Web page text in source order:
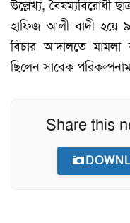
উল্লেখ্য, বৈষম্যবিরোধী
হাফিজ আলী বাদী হয়ে
বিচার আদালতে
ছিলেন সাবেক
Share this